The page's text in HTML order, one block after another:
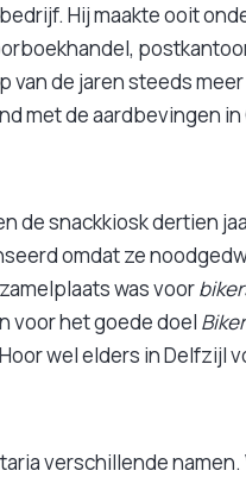
Hij maakte ooit
van de jaren steeds
met de aardbevingen in
de snackkiosk dertien
omdat ze
was voor
voor het goede doel
wel elders in Delfzijl
verschillende